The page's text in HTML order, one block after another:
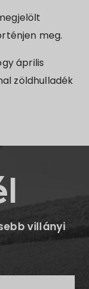
meg.
április
zöldhulladék
villányi